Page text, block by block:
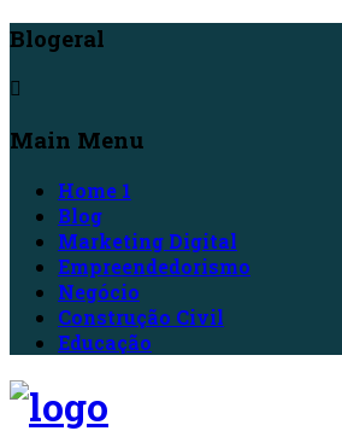
Blogeral
Main Menu
Home 1
Blog
Marketing Digital
Empreendedorismo
Negócio
Construção Civil
Educação